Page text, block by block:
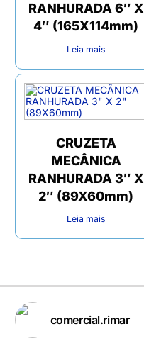
RANHURADA 6″ X
4″ (165X114mm)
Leia mais
CRUZETA
MECÂNICA
RANHURADA 3″ X
2″ (89X60mm)
Leia mais
comercial.rimar